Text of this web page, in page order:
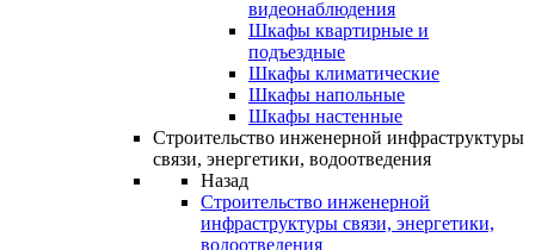
видеонаблюдения
Шкафы квартирные и
подъездные
Шкафы климатические
Шкафы напольные
Шкафы настенные
Строительство инженерной инфраструктуры
связи, энергетики, водоотведения
Назад
Строительство инженерной
инфраструктуры связи, энергетики,
водоотведения